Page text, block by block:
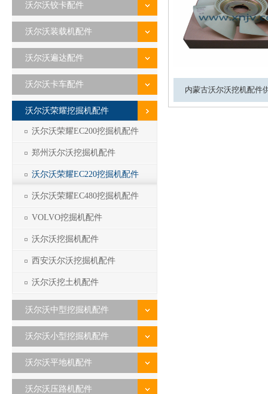
沃尔沃铰卡配件
沃尔沃装载机配件
沃尔沃遍达配件
沃尔沃卡车配件
沃尔沃荣耀挖掘机配件
沃尔沃荣耀EC200挖掘机配件
郑州沃尔沃挖掘机配件
沃尔沃荣耀EC220挖掘机配件
沃尔沃荣耀EC480挖掘机配件
VOLVO挖掘机配件
沃尔沃挖掘机配件
西安沃尔沃挖掘机配件
沃尔沃挖土机配件
沃尔沃中型挖掘机配件
沃尔沃小型挖掘机配件
沃尔沃平地机配件
沃尔沃压路机配件
内蒙古沃尔沃挖机配件